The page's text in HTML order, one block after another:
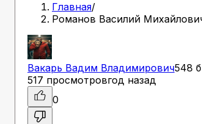
Главная/
Романов Василий
Вакарь Вадим Владимирович548
517 просмотровгод назад
0